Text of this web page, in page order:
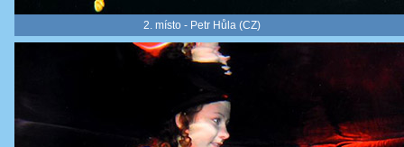
2. místo - Petr Hůla (CZ)